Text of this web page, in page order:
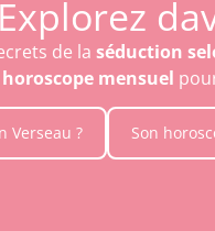
Explorez
de la séduction
horoscope mensuel
Verseau ? Son